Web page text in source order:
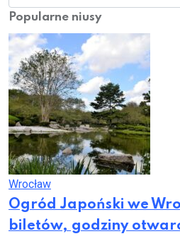
Popularne niusy
Wrocław
Ogród Japoński we
biletów, godziny